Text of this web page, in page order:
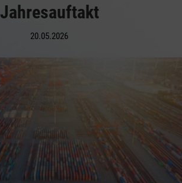
Jahresauftakt
20.05.2026